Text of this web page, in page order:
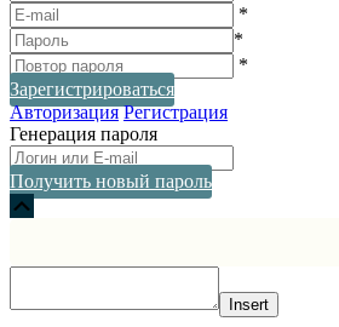
*
*
*
Зарегистрироваться
Авторизация Регистрация
Генерация пароля
Получить новый пароль
Прокрутка
Insert